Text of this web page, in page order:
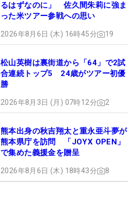
るはずなのに」 佐久間朱莉に強ま
った米ツアー参戦への思い
2026年8月6日 (木) 16時45分 19
松山英樹は裏街道から「64」で2試
合連続トップ5 24歳がツアー初優
勝
2026年8月3日 (月) 07時12分 2
熊本出身の秋吉翔太と重永亜斗夢が
熊本県庁を訪問 「JOYX OPEN」
で集めた義援金を贈呈
2026年8月6日 (木) 18時43分 8